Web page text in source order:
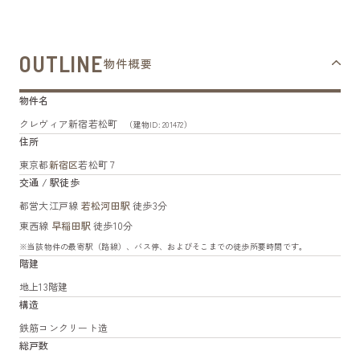
OUTLINE物件概要
物件名
クレヴィア新宿若松町
（建物ID: 201472）
住所
東京都新宿区若松町７
交通 / 駅徒歩
都営大江戸線 若松河田駅 徒歩3分
東西線 早稲田駅 徒歩10分
※当該物件の最寄駅（路線）、バス停、およびそこまでの徒歩所要時間です。
階建
地上13階建
構造
鉄筋コンクリート造
総戸数